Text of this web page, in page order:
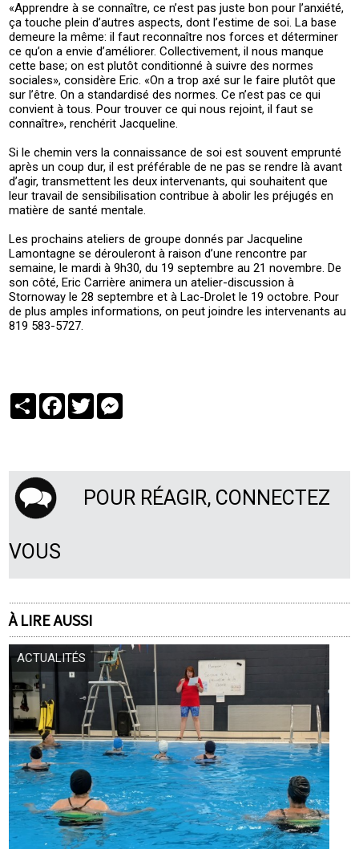
«Apprendre à se connaître, ce n’est pas juste bon pour l’anxiété,
ça touche plein d’autres aspects, dont l’estime de soi. La base
demeure la même: il faut reconnaître nos forces et déterminer
ce qu’on a envie d’améliorer. Collectivement, il nous manque
cette base; on est plutôt conditionné à suivre des normes
sociales», considère Eric. «On a trop axé sur le faire plutôt que
sur l’être. On a standardisé des normes. Ce n’est pas ce qui
convient à tous. Pour trouver ce qui nous rejoint, il faut se
connaître», renchérit Jacqueline.
Si le chemin vers la connaissance de soi est souvent emprunté
après un coup dur, il est préférable de ne pas se rendre là avant
d’agir, transmettent les deux intervenants, qui souhaitent que
leur travail de sensibilisation contribue à abolir les préjugés en
matière de santé mentale.
Les prochains ateliers de groupe donnés par Jacqueline
Lamontagne se dérouleront à raison d’une rencontre par
semaine, le mardi à 9h30, du 19 septembre au 21 novembre. De
son côté, Eric Carrière animera un atelier-discussion à
Stornoway le 28 septembre et à Lac-Drolet le 19 octobre. Pour
de plus amples informations, on peut joindre les intervenants au
819 583-5727.
PartagerFacebook
Twitter
POUR RÉAGIR, CONNECTEZ
VOUS
À LIRE AUSSI
ACTUALITÉS